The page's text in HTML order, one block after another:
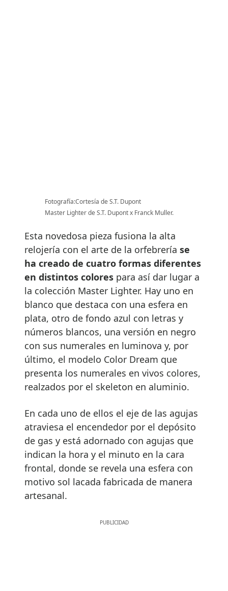
Fotografía:Cortesía de S.T. Dupont
Master Lighter de S.T. Dupont x Franck Muller.
Esta novedosa pieza fusiona la alta
relojería con el arte de la orfebrería se
ha creado de cuatro formas diferentes
en distintos colores para así dar lugar a
la colección Master Lighter. Hay uno en
blanco que destaca con una esfera en
plata, otro de fondo azul con letras y
números blancos, una versión en negro
con sus numerales en luminova y, por
último, el modelo Color Dream que
presenta los numerales en vivos colores,
realzados por el skeleton en aluminio.
En cada uno de ellos el eje de las agujas
atraviesa el encendedor por el depósito
de gas y está adornado con agujas que
indican la hora y el minuto en la cara
frontal, donde se revela una esfera con
motivo sol lacada fabricada de manera
artesanal.